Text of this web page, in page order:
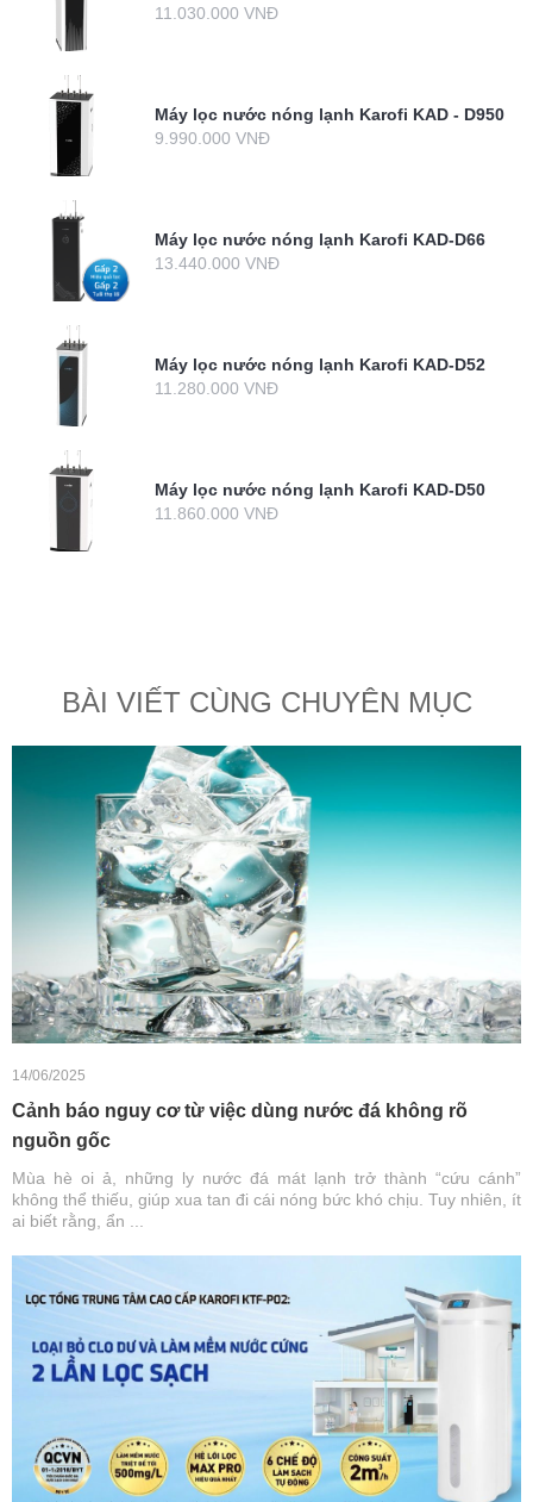
11.030.000 VNĐ
Máy lọc nước nóng lạnh Karofi KAD - D950
9.990.000 VNĐ
Máy lọc nước nóng lạnh Karofi KAD-D66
13.440.000 VNĐ
Máy lọc nước nóng lạnh Karofi KAD-D52
11.280.000 VNĐ
Máy lọc nước nóng lạnh Karofi KAD-D50
11.860.000 VNĐ
BÀI VIẾT CÙNG CHUYÊN MỤC
14/06/2025
Cảnh báo nguy cơ từ việc dùng nước đá không rõ
nguồn gốc
Mùa hè oi ả, những ly nước đá mát lạnh trở thành “cứu cánh”
không thể thiếu, giúp xua tan đi cái nóng bức khó chịu. Tuy nhiên, ít
ai biết rằng, ẩn ...